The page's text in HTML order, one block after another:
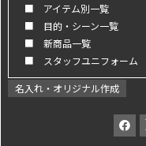
■ アイテム別一覧
■ 目的・シーン一覧
■ 新商品一覧
■ スタッフユニフォーム
名入れ・オリジナル作成